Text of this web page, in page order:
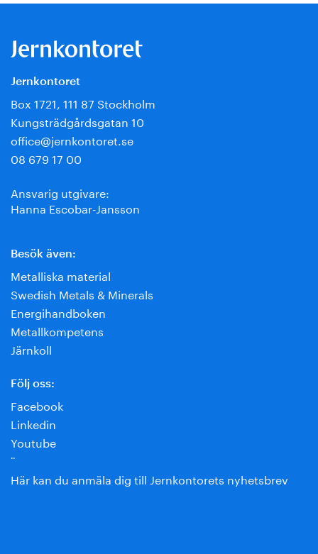
Jernkontoret
Box 1721, 111 87 Stockholm
Kungsträdgårdsgatan 10
office@jernkontoret.se
08 679 17 00
Ansvarig utgivare:
Hanna Escobar-Jansson
Besök även:
Metalliska material
Swedish Metals & Minerals
Energihandboken
Metallkompetens
Järnkoll
Följ oss:
Facebook
Linkedin
Youtube
¨
Här kan du anmäla dig till Jernkontorets nyhetsbrev